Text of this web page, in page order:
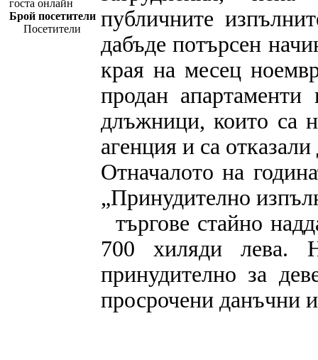
госта онлайн
Брой посетители
Посетители
публичните
дабъде потърсен
края на месец
продан
длъжници, които са
агенция и са
Отначалото на
„Принудително
търгове стайно
700 хиляди лева.
принудително за
просрочени данъчни